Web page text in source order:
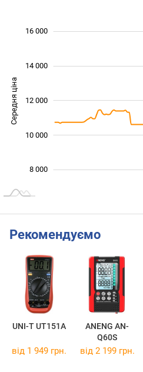
Середня ціна 10 000
8 000
10 000
12 000
14 000
16 000
Рекомендуємо
UNI-T UT151A
ANENG AN-
Q60S
від 1 949 грн. від 2 199 грн.